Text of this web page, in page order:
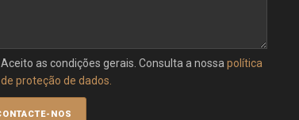
Aceito as condições gerais. Consulta a nossa política
de proteção de dados.